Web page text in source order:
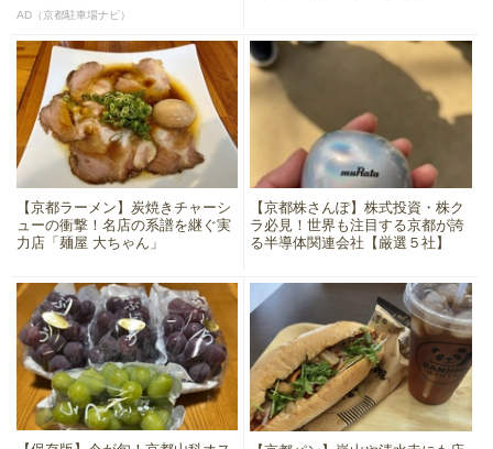
AD（京都駐車場ナビ）
【京都ラーメン】炭焼きチャーシ
ューの衝撃！名店の系譜を継ぐ実
力店「麺屋 大ちゃん」
【京都株さんぽ】株式投資・株ク
ラ必見！世界も注目する京都が誇
る半導体関連会社【厳選５社】